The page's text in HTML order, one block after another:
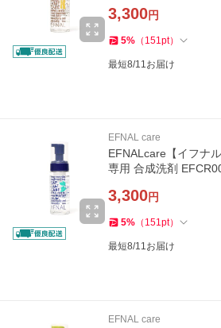
3,300円
5% （ 151pt）
最短8/11お届け
EFNAL care
EFNALcare【イフナ
専用 合成洗剤
3,300円
5% （ 151pt）
最短8/11お届け
EFNAL care